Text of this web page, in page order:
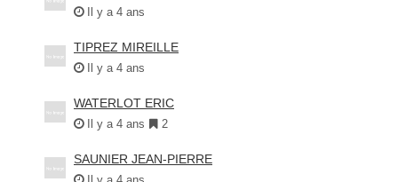
Il y a 4 ans
TIPREZ MIREILLE
Il y a 4 ans
WATERLOT ERIC
Il y a 4 ans 2
SAUNIER JEAN-PIERRE